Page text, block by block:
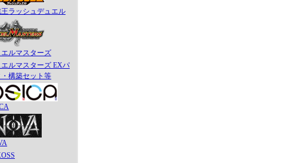
ラッシュデュエル
ルマスターズ
ルマスターズ EXパ
・構築セット等